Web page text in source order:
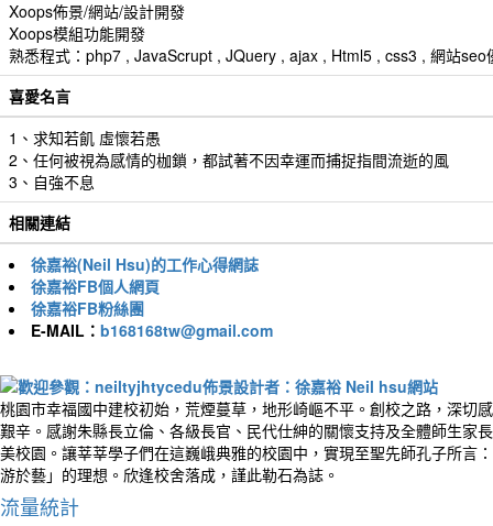
Xoops佈景/網站/設計開發
Xoops模組功能開發
熟悉程式：php7 , JavaScrupt , JQuery , ajax , Html5 , css3 , 網站seo
喜愛名言
1、求知若飢 虛懷若愚
2、任何被視為感情的枷鎖，都試著不因幸運而捕捉指間流逝的風
3、自強不息
相關連結
徐嘉裕(Neil Hsu)的工作心得網誌
徐嘉裕FB個人網頁
徐嘉裕FB粉絲團
E-MAIL： b168168tw@gmail.com
桃園市幸福國中建校初始，荒煙蔓草，地形崎嶇不平。創校之路，深切
艱辛。感謝朱縣長立倫、各級長官、民代仕紳的關懷支持及全體師生家
美校園。讓莘莘學子們在這巍峨典雅的校園中，實現至聖先師孔子所言
游於藝」的理想。欣逢校舍落成，謹此勒石為誌。
流量統計